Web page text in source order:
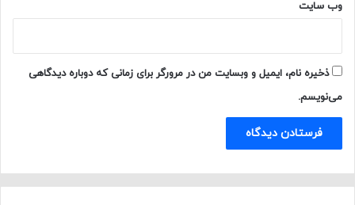
وب‌ سایت
ذخیره نام، ایمیل و وبسایت من در مرورگر برای زمانی که دوباره دیدگاهی
می‌نویسم.